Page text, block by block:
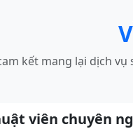
kết mang lại dịch
viên chuyên